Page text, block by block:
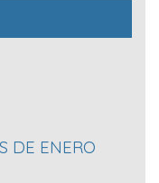
DE ENERO